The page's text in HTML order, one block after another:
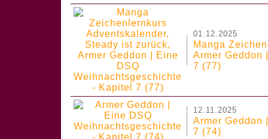
01.12.2025
Manga
Armer Geddon
7 (77)
12.11.2025
Armer Geddon
7 (74)